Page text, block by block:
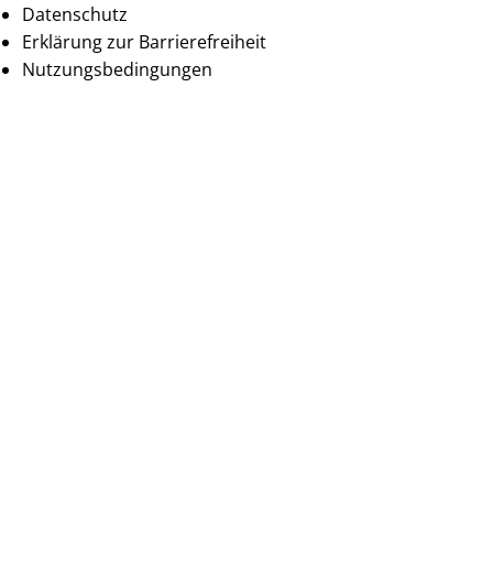
Datenschutz
Erklärung zur Barrierefreiheit
Nutzungsbedingungen